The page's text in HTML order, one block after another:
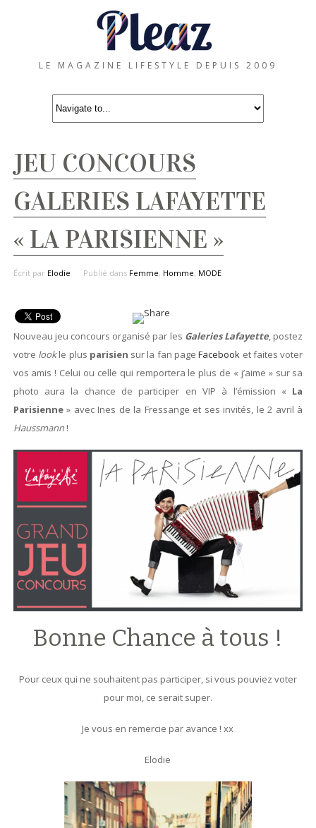
LE MAGAZINE LIFESTYLE DEPUIS 2009
JEU CONCOURS
GALERIES LAFAYETTE
« LA PARISIENNE »
Écrit par Elodie Publié dans Femme, Homme, MODE
Nouveau jeu concours organisé par les Galeries Lafayette, postez
votre lookle plus parisien sur la fan pageFacebook et faites voter
vos amis ! Celui ou celle qui remportera le plus de « j’aime » sur sa
photo aura la chance de participer en VIP à l’émission « La
Parisienne» avec Ines de la Fressange et ses invités, le 2 avril à
Haussmann!
Bonne Chance à tous !
Pour ceux qui ne souhaitent pas participer, si vous pouviez voter
pour moi, ce serait super.
Je vous en remercie par avance ! xx
Elodie